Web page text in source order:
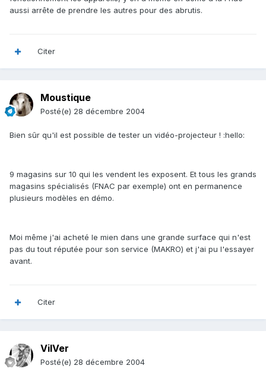
aussi arrête de prendre les autres pour des abrutis.
Citer
Moustique
Posté(e) 28 décembre 2004
Bien sûr qu'il est possible de tester un vidéo-projecteur ! :hello:
9 magasins sur 10 qui les vendent les exposent. Et tous les grands
magasins spécialisés (FNAC par exemple) ont en permanence
plusieurs modèles en démo.
Moi même j'ai acheté le mien dans une grande surface qui n'est
pas du tout réputée pour son service (MAKRO) et j'ai pu l'essayer
avant.
Citer
VilVer
Posté(e) 28 décembre 2004